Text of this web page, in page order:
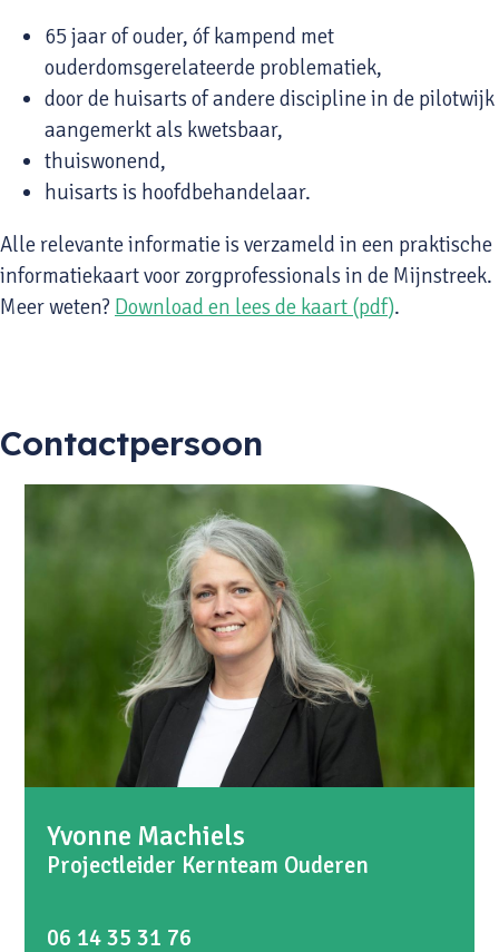
65 jaar of ouder, óf kampend met
ouderdomsgerelateerde problematiek,
door de huisarts of andere discipline in de pilotwijk
aangemerkt als kwetsbaar,
thuiswonend,
huisarts is hoofdbehandelaar.
Alle relevante informatie is verzameld in een praktische
informatiekaart voor zorgprofessionals in de Mijnstreek.
Meer weten? Download en lees de kaart (pdf).
Contactpersoon
Yvonne Machiels
Projectleider Kernteam Ouderen
06 14 35 31 76